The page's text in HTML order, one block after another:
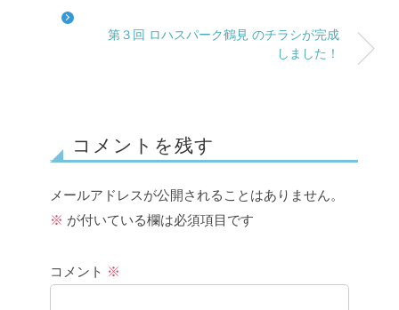
第３回 ロハスパーク鶴見 のチラシが完成
しました！
コメントを残す
メールアドレスが公開されることはありません。
※ が付いている欄は必須項目です
コメント ※